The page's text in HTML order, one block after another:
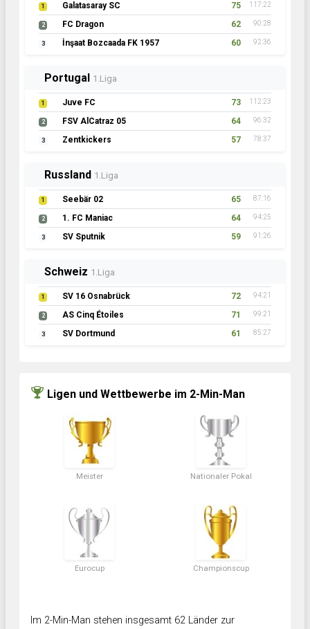
1 Galatasaray SC 75 117:22
2 FC Dragon 62 90:28
3 İnşaat Bozcaada FK 1957 60 92:36
Portugal 1.Liga
1 Juve FC 73 112:23
2 FSV AlCatraz 05 64 96:32
3 Zentkickers 57 78:37
Russland 1.Liga
1 Seebär 02 65 87:16
2 1. FC Maniac 64 94:25
3 SV Sputnik 59 91:26
Schweiz 1.Liga
1 SV 16 Osnabrück 72 94:21
2 AS Cinq Étoiles 71 99:21
3 SV Dortmund 61 85:27
Ligen und Wettbewerbe im 2-Min-Man
Meister Nationaler Pokal
Eurocup Championscup
Im 2-Min-Man stehen insgesamt 62 Länder zur